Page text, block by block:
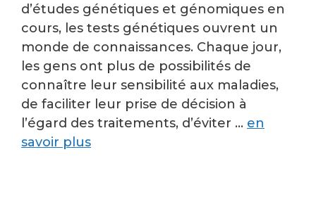
d’études génétiques et génomiques en
cours, les tests génétiques ouvrent un
monde de connaissances. Chaque jour,
les gens ont plus de possibilités de
connaître leur sensibilité aux maladies,
de faciliter leur prise de décision à
l’égard des traitements, d’éviter … en
savoir plus